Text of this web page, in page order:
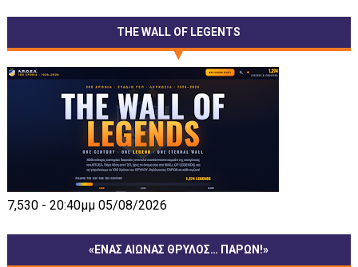
THE WALL OF LEGENTS
7,530 - 20:40μμ 05/08/2026
«ΕΝΑΣ ΑΙΩΝΑΣ ΘΡΥΛΟΣ… ΠΑΡΩΝ!»